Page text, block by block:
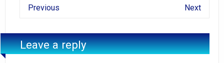
Previous Next
Leave a reply